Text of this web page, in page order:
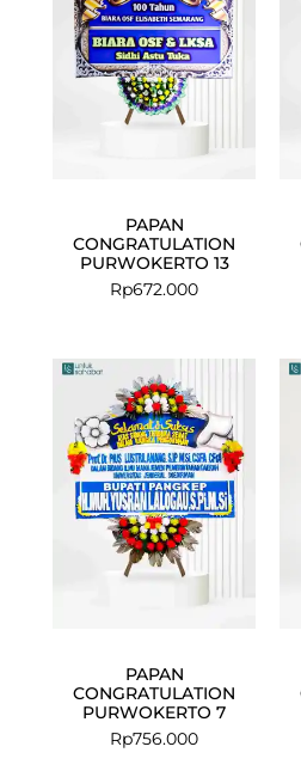
PAPAN
CONGRATULATION
PURWOKERTO 13
Rp672.000
PAPAN
CONGRATULATION
PURWOKERTO 7
Rp756.000